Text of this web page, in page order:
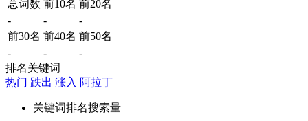
总词数 前10名 前20名
-
-
-
前30名 前40名 前50名
-
-
-
排名关键词
热门 跌出 涨入 阿拉丁
关键词排名搜索量